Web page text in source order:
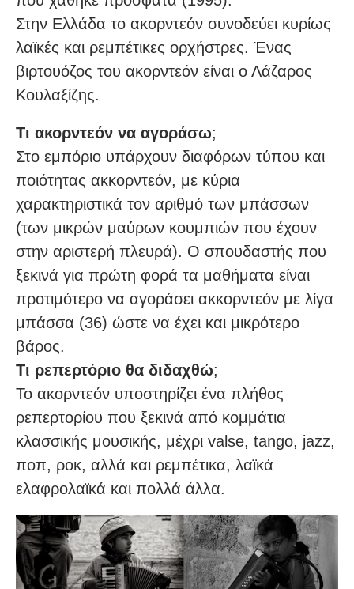
Στην Ελλάδα το ακορντεόν συνοδεύει κυρίως
λαϊκές και ρεμπέτικες ορχήστρες. Ένας
βιρτουόζος του ακορντεόν είναι ο Λάζαρος
Κουλαξίζης.
Τι ακορντεόν να αγοράσω;
Στο εμπόριο υπάρχουν διαφόρων τύπου και
ποιότητας ακκορντεόν, με κύρια
χαρακτηριστικά τον αριθμό των μπάσσων
(των μικρών μαύρων κουμπιών που έχουν
στην αριστερή πλευρά). Ο σπουδαστής που
ξεκινά για πρώτη φορά τα μαθήματα είναι
προτιμότερο να αγοράσει ακκορντεόν με λίγα
μπάσσα (36) ώστε να έχει και μικρότερο
βάρος.
Τι ρεπερτόριο θα διδαχθώ;
Το ακορντεόν υποστηρίζει ένα πλήθος
ρεπερτορίου που ξεκινά από κομμάτια
κλασσικής μουσικής, μέχρι valse, tango, jazz,
ποπ, ροκ, αλλά και ρεμπέτικα, λαϊκά
ελαφρολαϊκά και πολλά άλλα.